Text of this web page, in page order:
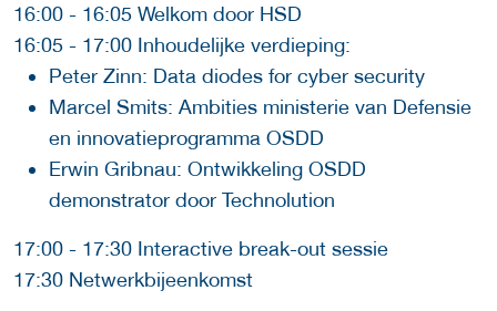
16:00 - 16:05 Welkom door HSD
16:05 - 17:00 Inhoudelijke verdieping:
Peter Zinn: Data diodes for cyber security
Marcel Smits: Ambities ministerie van Defensie
en innovatieprogramma OSDD
Erwin Gribnau: Ontwikkeling OSDD
demonstrator door Technolution
17:00 - 17:30 Interactive break-out sessie
17:30 Netwerkbijeenkomst